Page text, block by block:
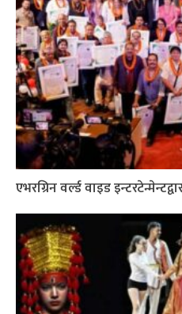
एभरग्रिन वर्ल्ड वाइड